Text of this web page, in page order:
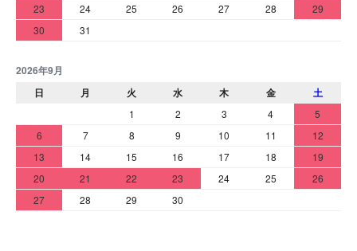
23
24 25 26 27 28
29
30
31
2026年9月
日
月 火 水 木 金 土
1 2 3 4
5
6
7 8 9 10 11
12
13
14 15 16 17 18
19
20
21 22 23 24 25
26
27
28 29 30